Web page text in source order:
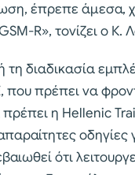
έπρεπε άμεσα,
R», τονίζει ο
διαδικασία
πρέπει να
η Hellenic
ότι